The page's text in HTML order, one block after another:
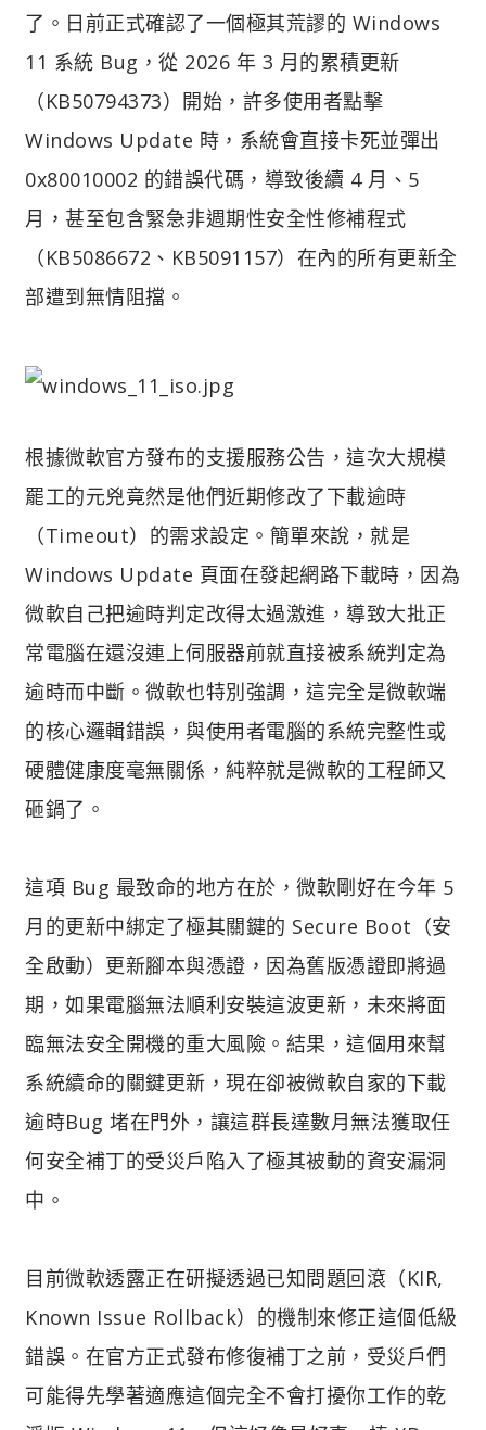
了。日前正式確認了一個極其荒謬的 Windows
11 系統 Bug，從 2026 年 3 月的累積更新
（KB50794373）開始，許多使用者點擊
Windows Update 時，系統會直接卡死並彈出
0x80010002 的錯誤代碼，導致後續 4 月、5
月，甚至包含緊急非週期性安全性修補程式
（KB5086672、KB5091157）在內的所有更新全
部遭到無情阻擋。
根據微軟官方發布的支援服務公告，這次大規模
罷工的元兇竟然是他們近期修改了下載逾時
（Timeout）的需求設定。簡單來說，就是
Windows Update 頁面在發起網路下載時，因為
微軟自己把逾時判定改得太過激進，導致大批正
常電腦在還沒連上伺服器前就直接被系統判定為
逾時而中斷。微軟也特別強調，這完全是微軟端
的核心邏輯錯誤，與使用者電腦的系統完整性或
硬體健康度毫無關係，純粹就是微軟的工程師又
砸鍋了。
這項 Bug 最致命的地方在於，微軟剛好在今年 5
月的更新中綁定了極其關鍵的 Secure Boot（安
全啟動）更新腳本與憑證，因為舊版憑證即將過
期，如果電腦無法順利安裝這波更新，未來將面
臨無法安全開機的重大風險。結果，這個用來幫
系統續命的關鍵更新，現在卻被微軟自家的下載
逾時Bug 堵在門外，讓這群長達數月無法獲取任
何安全補丁的受災戶陷入了極其被動的資安漏洞
中。
目前微軟透露正在研擬透過已知問題回滾（KIR,
Known Issue Rollback）的機制來修正這個低級
錯誤。在官方正式發布修復補丁之前，受災戶們
可能得先學著適應這個完全不會打擾你工作的乾